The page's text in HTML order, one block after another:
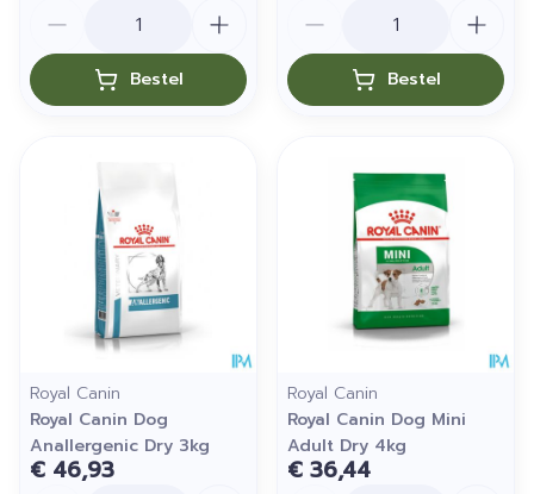
Bestel Bestel
Royal Canin
Royal Canin Dog
Anallergenic Dry 3kg
€ 46,93
Royal Canin
Royal Canin Dog Mini
Adult Dry 4kg
€ 36,44